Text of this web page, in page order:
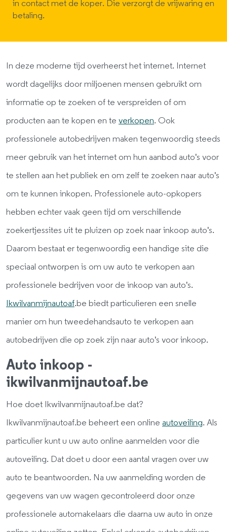
in contact met de koper. Die verzorgt de vrijwaring en
betaling.
In deze moderne tijd overheerst het internet. Internet
wordt dagelijks door miljoenen mensen gebruikt om
informatie op te zoeken of te verspreiden of om
producten aan te kopen en te verkopen. Ook
professionele autobedrijven maken tegenwoordig steeds
meer gebruik van het internet om hun aanbod auto's voor
te stellen aan het publiek en om zelf te zoeken naar auto's
om te kunnen inkopen. Professionele auto-opkopers
hebben echter vaak geen tijd om verschillende
zoekertjessites uit te pluizen op zoek naar inkoop auto's.
Daarom bestaat er tegenwoordig een handige site die
speciaal ontworpen is om uw auto te verkopen aan
professionele bedrijven voor de inkoop van auto's.
Ikwilvanmijnautoaf.be biedt particulieren een snelle
manier om hun tweedehandsauto te verkopen aan
autobedrijven die op zoek zijn naar auto's voor inkoop.
Auto inkoop -
ikwilvanmijnautoaf.be
Hoe doet Ikwilvanmijnautoaf.be dat?
Ikwilvanmijnautoaf.be beheert een online autoveiling. Als
particulier kunt u uw auto online aanmelden voor die
autoveiling. Dat doet u door een aantal vragen over uw
auto te beantwoorden. Na uw aanmelding worden de
gegevens van uw wagen gecontroleerd door onze
professionele automakelaars die daarna uw auto in onze